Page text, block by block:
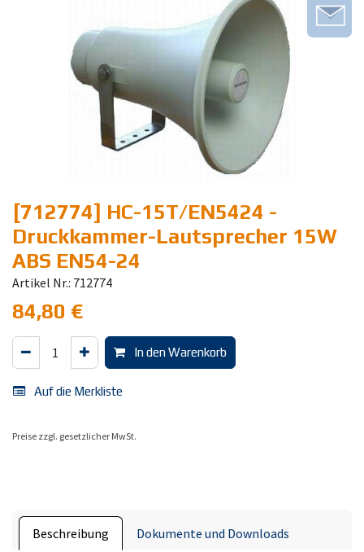
[712774] HC-15T/EN5424 -
Druckkammer-Lautsprecher 15W
ABS EN54-24
Artikel Nr.: 712774
84,80 €
In den Warenkorb
Auf die Merkliste
Preise zzgl. gesetzlicher MwSt.
Beschreibung Dokumente und Downloads